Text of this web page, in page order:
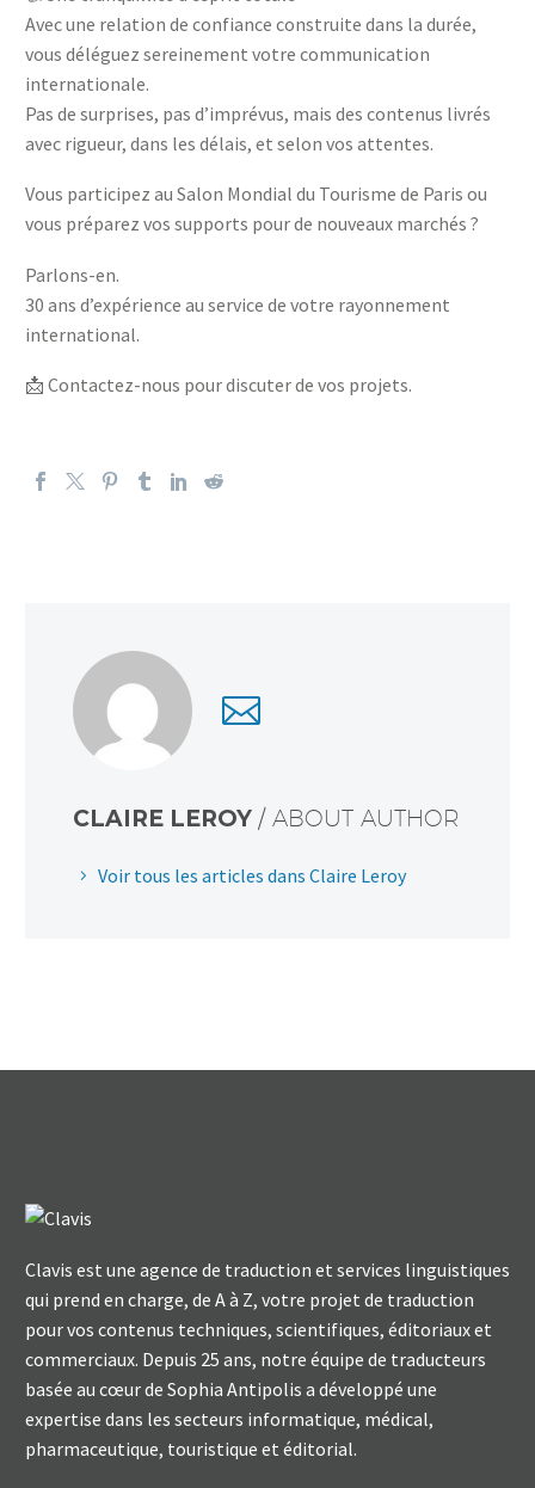
Avec une relation de confiance construite dans la durée,
vous déléguez sereinement votre communication
internationale.
Pas de surprises, pas d’imprévus, mais des contenus livrés
avec rigueur, dans les délais, et selon vos attentes.
Vous participez au Salon Mondial du Tourisme de Paris ou
vous préparez vos supports pour de nouveaux marchés ?
Parlons-en.
30 ans d’expérience au service de votre rayonnement
international.
📩 Contactez-nous pour discuter de vos projets.
CLAIRE LEROY / ABOUT AUTHOR
Voir tous les articles dans Claire Leroy
Clavis est une agence de traduction et services linguistiques
qui prend en charge, de A à Z, votre projet de traduction
pour vos contenus techniques, scientifiques, éditoriaux et
commerciaux. Depuis 25 ans, notre équipe de traducteurs
basée au cœur de Sophia Antipolis a développé une
expertise dans les secteurs informatique, médical,
pharmaceutique, touristique et éditorial.